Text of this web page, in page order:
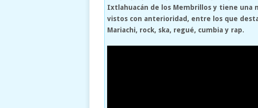
Ixtlahuacán de los Membrillos y tiene una
vistos con anterioridad, entre los que
Mariachi, rock, ska, regué, cumbia y rap.